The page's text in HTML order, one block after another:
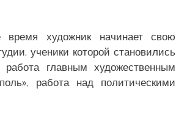
художник начинает свою
ученики которой становились
главным художественным
работа над политическими